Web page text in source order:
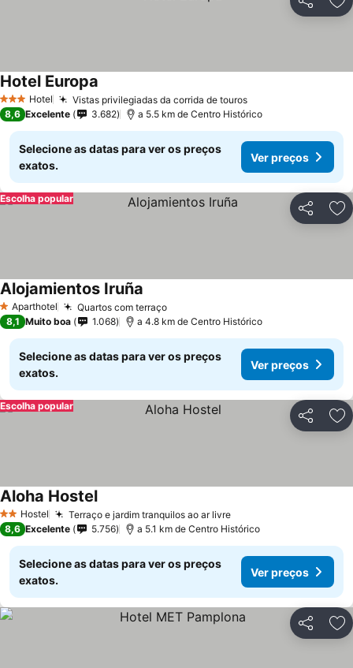
Partilhar
3 EstrelasHotel Vistas privilegiadas da corrida de touros
Hotel Europa
8,6 Excelente 3.682 a 5.5 km de Centro Histórico
Selecione as datas para ver os preços
exatos.
Ver preços
Partilhar
Escolha popular
1 Estrelas
Aparthotel Quartos com terraço
Alojamientos Iruña
8,1 Muito boa 1.068 a 4.8 km de Centro Histórico
Selecione as datas para ver os preços
exatos.
Ver preços
Partilhar
Escolha popular
2 Estrelas
Hostel Terraço e jardim tranquilos ao ar livre
Aloha Hostel
8,6 Excelente 5.756 a 5.1 km de Centro Histórico
Selecione as datas para ver os preços
exatos.
Ver preços
Partilhar